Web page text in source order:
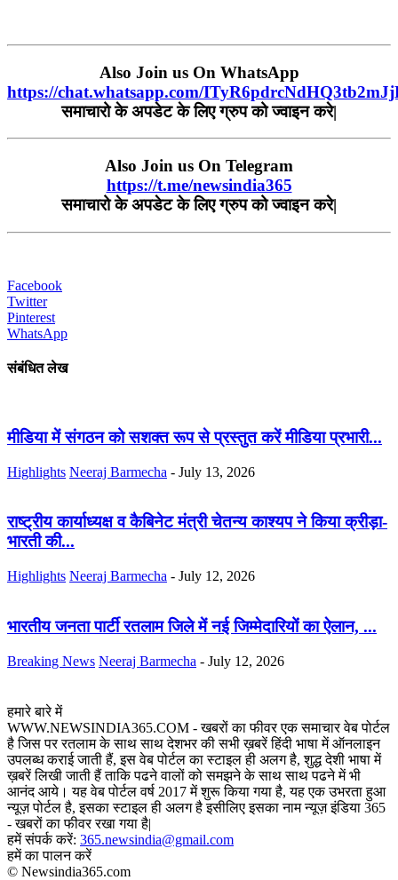
Also Join us On WhatsApp
https://chat.whatsapp.com/
समाचारो के अपडेट के लिए ग्रुप को ज्वाइन करे|
Also Join us On Telegram
https://t.me/newsindia365
समाचारो के अपडेट के लिए ग्रुप को ज्वाइन करे|
Facebook
Twitter
Pinterest
WhatsApp
संबंधित लेख
मीडिया में संगठन को सशक्त रूप से प्रस्तुत करें मीडिया प्रभारी...
Highlights Neeraj Barmecha - July 13, 2026
राष्ट्रीय कार्याध्यक्ष व कैबिनेट मंत्री चेतन्य काश्यप ने किया क्रीड़ा-
भारती की...
Highlights Neeraj Barmecha - July 12, 2026
भारतीय जनता पार्टी रतलाम जिले में नई जिम्मेदारियों का ऐलान, ...
Breaking News Neeraj Barmecha - July 12, 2026
हमारे बारे में
WWW.NEWSINDIA365.COM - खबरों का फीवर एक समाचार वेब पोर्टल
है जिस पर रतलाम के साथ साथ देशभर की सभी ख़बरें हिंदी भाषा में ऑनलाइन
उपलब्ध कराई जाती हैं, इस वेब पोर्टल का स्टाइल ही अलग है, शुद्ध देशी भाषा में
ख़बरें लिखी जाती हैं ताकि पढने वालों को समझने के साथ साथ पढने में भी
आनंद आये। यह वेब पोर्टल वर्ष 2017 में शुरू किया गया है, यह एक उभरता हुआ
न्यूज़ पोर्टल है, इसका स्टाइल ही अलग है इसीलिए इसका नाम न्यूज़ इंडिया 365
- खबरों का फीवर रखा गया है|
हमें संपर्क करें: 365.newsindia@gmail.com
हमें का पालन करें
© Newsindia365.com